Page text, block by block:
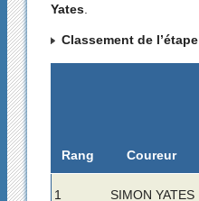
Yates
Classement de l’étape
Rang Coureur
1 SIMON YATES